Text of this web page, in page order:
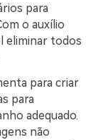
para
o auxílio
eliminar todos
para criar
para
adequado.
não